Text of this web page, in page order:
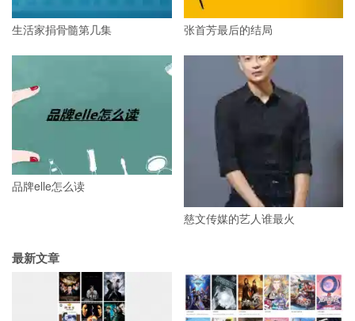
生活家捐骨髓第几集 张首芳最后的结局
品牌elle怎么读
慈文传媒的艺人谁最火
最新文章